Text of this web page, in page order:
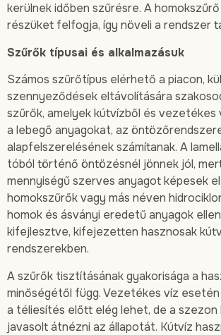
kerülnek időben szűrésre. A
részüket felfogja, így növeli a rendszer
Szűrők típusai és alkalmazásuk
Számos szűrőtípus elérhető a piacon,
szennyeződések eltávolítására
szűrők, amelyek kútvízből és vezetékes
a lebegő anyagokat, az
alapfelszerelésének számítanak. A
tóból történő öntözésnél jönnek jól,
mennyiségű szerves anyagot képesek
homokszűrők vagy más néven
homok és ásványi eredetű anyagok
kifejlesztve, kifejezetten hasznosak
rendszerekben.
A szűrők tisztításának gyakorisága a
minőségétől függ. Vezetékes víz
a téliesítés előtt elég lehet, de a
javasolt átnézni az állapotát. Kútvíz